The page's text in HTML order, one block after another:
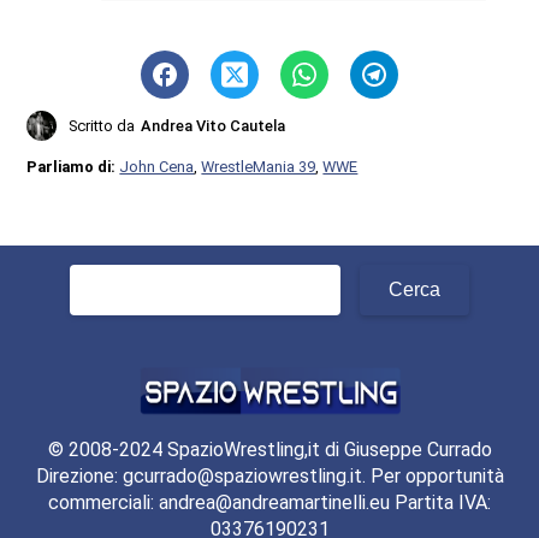
Scritto da Andrea Vito Cautela
Parliamo di: John Cena ,WrestleMania 39 ,WWE
© 2008-2024 SpazioWrestling,it di Giuseppe Currado
Direzione: gcurrado@spaziowrestling.it. Per opportunità
commerciali: andrea@andreamartinelli.eu Partita IVA:
03376190231